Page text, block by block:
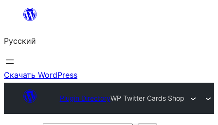
Перейти
содержимому
Русский
Скачать WordPress
Plugin DirectoryWP Twitter Cards Shop